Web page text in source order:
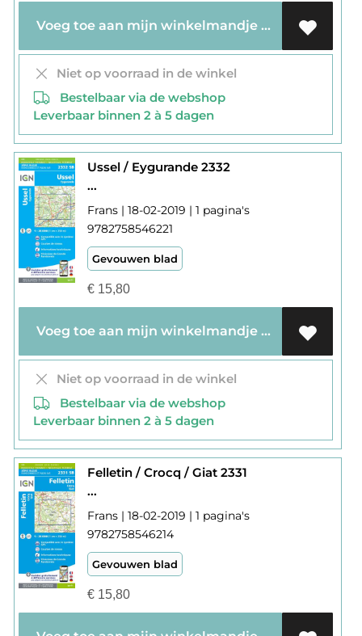
Voeg toe aan mijn winkelmandje
Niet op voorraad in de winkel
Bestelbaar via de webshop
Leverbaar binnen 2 à 5 dagen
Ussel / Eygurande 2332
...
Frans | 18-02-2019 | 1 pagina's
9782758546221
Gevouwen blad
€15,80
Voeg toe aan mijn winkelmandje
Niet op voorraad in de winkel
Bestelbaar via de webshop
Leverbaar binnen 2 à 5 dagen
Felletin / Crocq / Giat 2331
...
Frans | 18-02-2019 | 1 pagina's
9782758546214
Gevouwen blad
€15,80